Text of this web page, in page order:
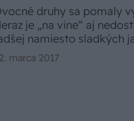
druhy sa pomaly
je „na vine“ aj
namiesto sladkých
okolo domu
a... A pritom aj v tej
marca 2017